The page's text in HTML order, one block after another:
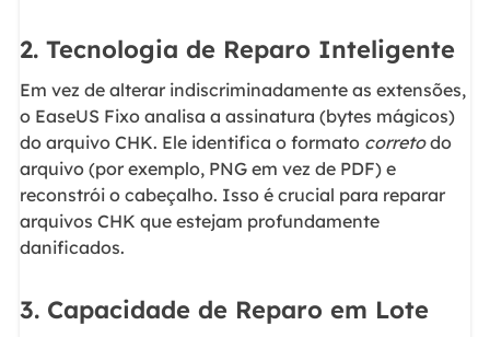
2. Tecnologia de Reparo Inteligente
Em vez de alterar indiscriminadamente as extensões,
o EaseUS Fixo analisa a assinatura (bytes mágicos)
do arquivo CHK. Ele identifica o formato corretodo
arquivo (por exemplo, PNG em vez de PDF) e
reconstrói o cabeçalho. Isso é crucial para reparar
arquivos CHK que estejam profundamente
danificados.
3. Capacidade de Reparo em Lote